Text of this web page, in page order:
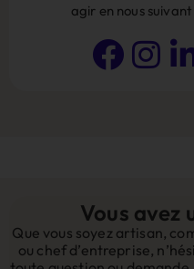
agir en nous
Vous avez
Que vous soyez artisan,
ou chef d’entreprise,